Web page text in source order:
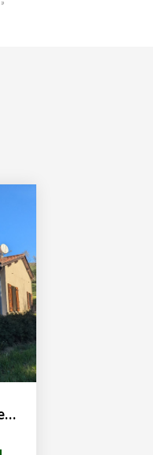
Mas d'azil, 225 m² habitable sur 2 ha